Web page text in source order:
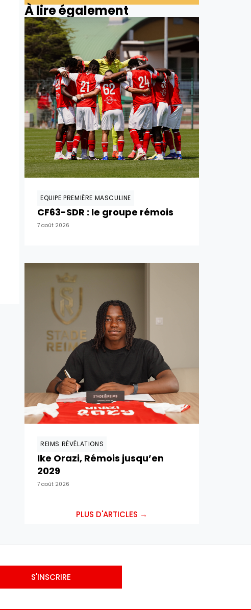
À lire également
EQUIPE PREMIÈRE MASCULINE
CF63-SDR : le groupe rémois
7 août 2026
REIMS RÉVÉLATIONS
Ike Orazi, Rémois jusqu’en
2029
7 août 2026
PLUS D'ARTICLES →
S'INSCRIRE